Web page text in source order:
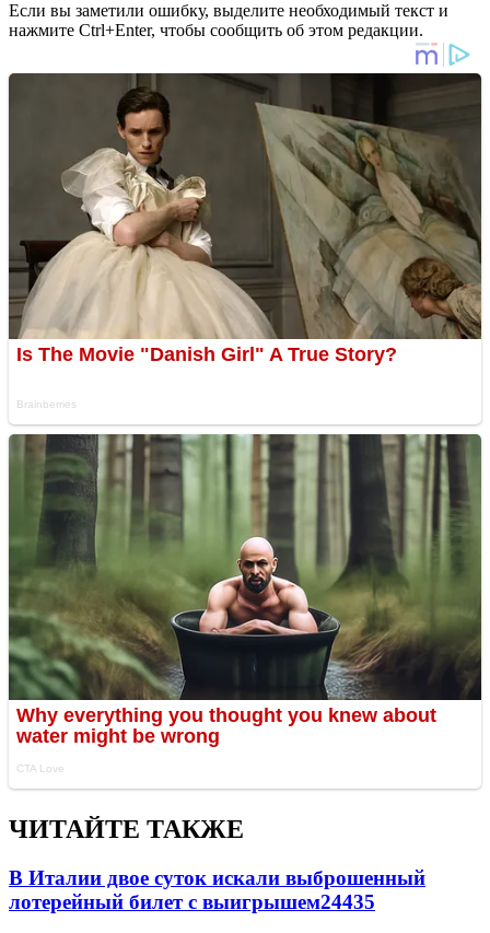
Если вы заметили ошибку, выделите необходимый текст и
нажмите Ctrl+Enter, чтобы сообщить об этом редакции.
ЧИТАЙТЕ ТАКЖЕ
В Италии двое суток искали выброшенный
лотерейный билет с выигрышем24435